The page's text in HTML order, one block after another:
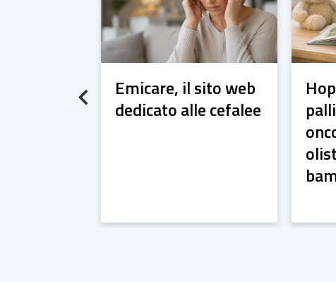
Previous
Emicare, il sito web
dedicato alle cefalee